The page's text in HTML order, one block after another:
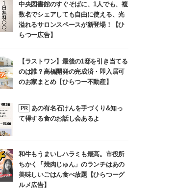
中央図書館のすぐそばに、1人でも、複
数名でシェアしても自由に使える、光
溢れるサロンスペースが新登場！【ひ
らつー広告】
【ラストワン】最後の1邸を引き当てる
のは誰？高橋開発の完成済・即入居可
のお家まとめ【ひらつー不動産】
PR
あの有名石けんを手づくり&知っ
て得する食のお話し会あるよ
和牛もうまいしハラミも最高。市役所
ちかく「焼肉じゅん」のランチはあの
美味しいごはん食べ放題【ひらつーグ
ルメ広告】